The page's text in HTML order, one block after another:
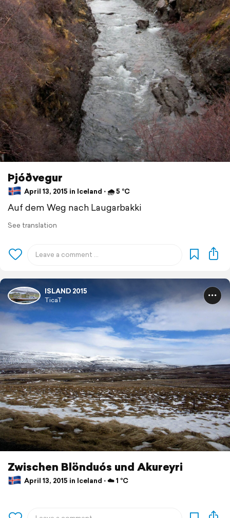
Þjóðvegur
April 13, 2015 in Iceland ⋅ 🌧 5 °C
Auf dem Weg nach Laugarbakki
See translation
ISLAND 2015
TicaT
Zwischen Blönduós und Akureyri
April 13, 2015 in Iceland ⋅ ☁️ 1 °C